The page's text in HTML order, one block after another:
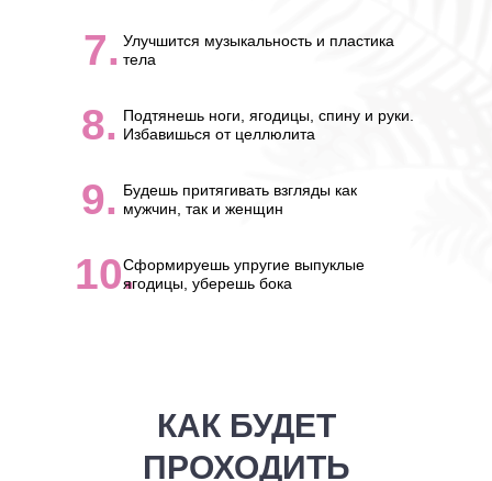
7. Улучшится музыкальность и пластика
тела
8. Подтянешь ноги, ягодицы, спину и руки.
Избавишься от целлюлита
9. Будешь притягивать взгляды как
мужчин, так и женщин
10.Сформируешь упругие выпуклые
ягодицы, уберешь бока
КАК БУДЕТ
ПРОХОДИТЬ